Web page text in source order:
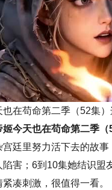
也在苟命第二季（52集
姬今天也在苟命第二季（
宫廷里努力活下去的故
陷害；6到10集她结识盟
凑刺激，很值得一看。